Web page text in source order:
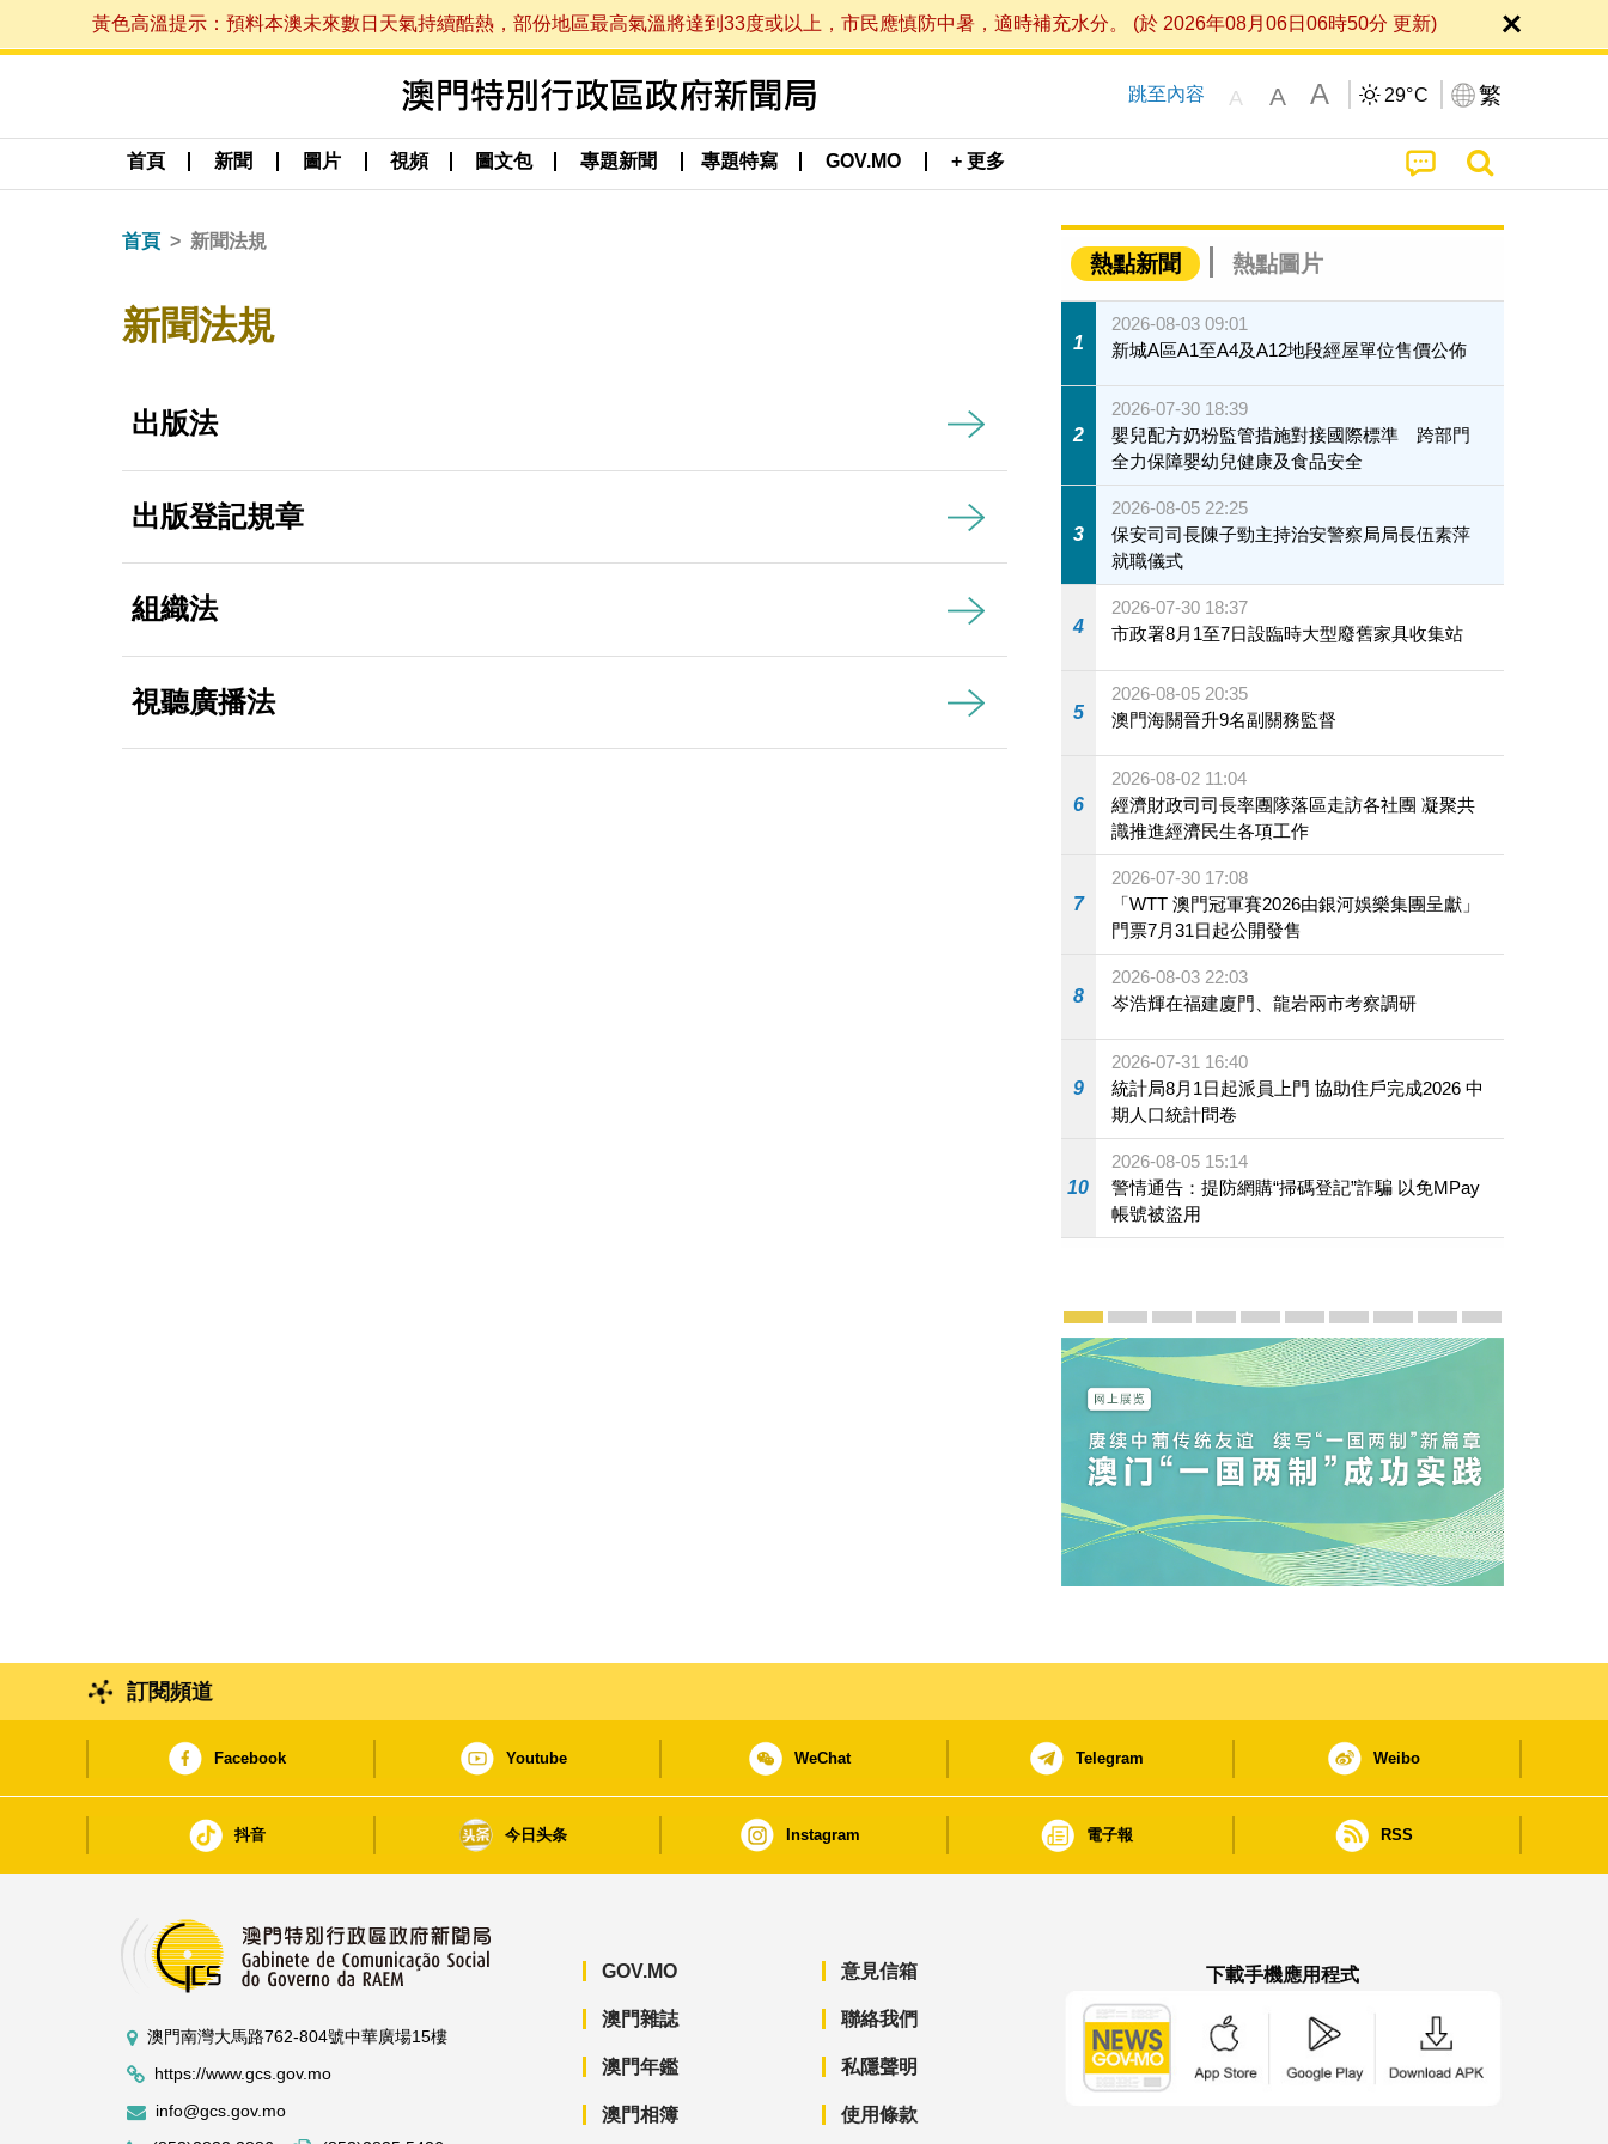
黃色高溫提示：預料本澳未來數日天氣持續酷熱，部份地區最高氣溫將達到33度或以上，市民應慎防中暑，適時補充水分。 (於 2026年08月06日06時50分 更新)
跳至內容 A A A 29°C 繁
首頁 新聞 圖片 視頻 圖文包 專題新聞 專題特寫 GOV.MO + 更多
首頁 新聞法規
新聞法規
出版法
出版登記規章
組織法
視聽廣播法
熱點新聞 熱點圖片
1
2026-08-03 09:01
新城A區A1至A4及A12地段經屋單位售價公佈
2
2026-07-30 18:39
嬰兒配方奶粉監管措施對接國際標準 跨部門
全力保障嬰幼兒健康及食品安全
3
2026-08-05 22:25
保安司司長陳子勁主持治安警察局局長伍素萍
就職儀式
4
2026-07-30 18:37
市政署8月1至7日設臨時大型廢舊家具收集站
5
2026-08-05 20:35
澳門海關晉升9名副關務監督
6
2026-08-02 11:04
經濟財政司司長率團隊落區走訪各社團 凝聚共
識推進經濟民生各項工作
7
2026-07-30 17:08
「WTT 澳門冠軍賽2026由銀河娛樂集團呈獻」
門票7月31日起公開發售
8
2026-08-03 22:03
岑浩輝在福建廈門、龍岩兩市考察調研
9
2026-07-31 16:40
統計局8月1日起派員上門 協助住戶完成2026 中
期人口統計問卷
10
2026-08-05 15:14
警情通告：提防網購“掃碼登記”詐騙 以免MPay
帳號被盜用
宣傳及推廣
賡續中葡傳統友誼 續寫“一國兩制”新篇章 — 澳門“一國
澳門名片集
行政長官岑浩輝11月18日發表2026年施政報
施政特寫澳門特別行政區經濟和社會發展第
橫琴粵澳深度合作區專題網站
施政小講堂
走進澳門澳門相簿2020
《澳门微视
訂閱頻道
Facebook Youtube WeChat Telegram Weibo
抖音 今日头条 Instagram 電子報 RSS
澳門南灣大馬路762-804號中華廣場15樓
https://www.gcs.gov.mo
info@gcs.gov.mo
GOV.MO
澳門雜誌
澳門年鑑
澳門相簿
意見信箱
聯絡我們
私隱聲明
使用條款
下載手機應用程式